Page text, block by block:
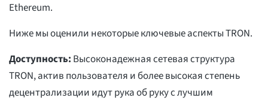
Ethereum.
Ниже мы оценили некоторые ключевые аспекты TRON.
Доступность: Высоконадежная сетевая структура
TRON, актив пользователя и более высокая степень
децентрализации идут рука об руку с лучшим